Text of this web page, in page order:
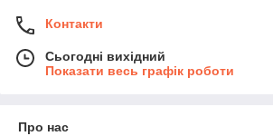
Контакти
Сьогодні вихідний
Показати весь графік роботи
Про нас